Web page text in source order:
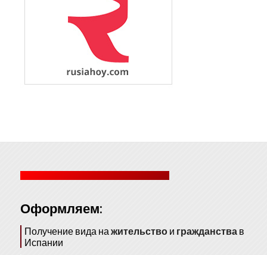
Оформляем:
Получение вида на жительство и гражданства в
Испании